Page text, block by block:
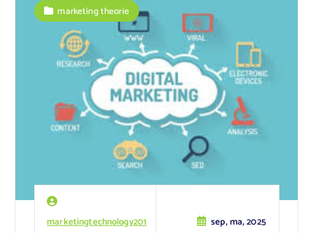
marketingtechnology201
sep, ma, 2025
marketing theorie